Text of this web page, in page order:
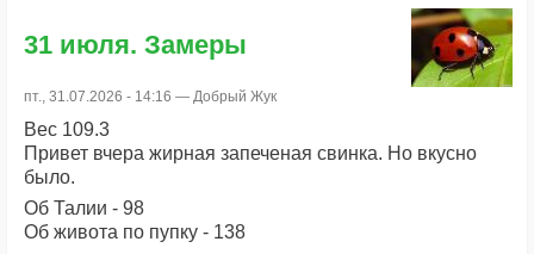
31 июля. Замеры
пт., 31.07.2026 - 14:16 — Добрый Жук
Вес 109.3
Привет вчера жирная запеченая свинка. Но вкусно
было.
Об Талии - 98
Об живота по пупку - 138